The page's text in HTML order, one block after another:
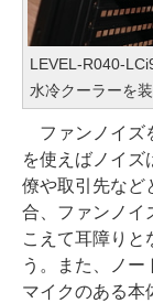
LEVEL-R040-
水冷クーラーを
ファンノイズ
を使えばノイズ
僚や取引先など
合、ファンノイ
こえて耳障りと
う。また、ノ
マイクのある本